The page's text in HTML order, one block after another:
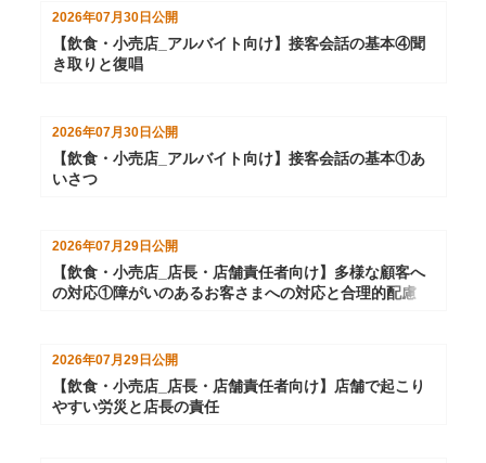
2026年07月30日 公開
【飲食・小売店_アルバイト向け】接客会話の基本④聞
き取りと復唱
2026年07月30日公開
【飲食・小売店_アルバイト向け】接客会話の基本①あ
いさつ
2026年07月29日公開
【飲食・小売店_店長・店舗責任者向け】多様な顧客へ
の対応①障がいのあるお客さまへの対応と合理的配慮
2026年07月29日 公開
【飲食・小売店_店長・店舗責任者向け】店舗で起こり
やすい労災と店長の責任